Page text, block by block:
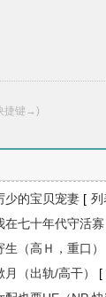
捷键→)
少的宝贝宠妻 [ 列
在七十年代守活寡
生（高Ｈ，重口）
月（出轨/高干） [